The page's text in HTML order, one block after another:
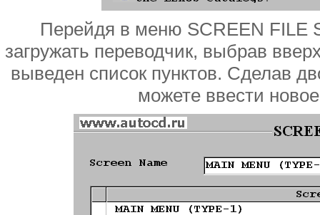
Перейдя в меню SCREEN FILE
загружать переводчик, выбрав
выведен список пунктов. Сделав
можете ввести